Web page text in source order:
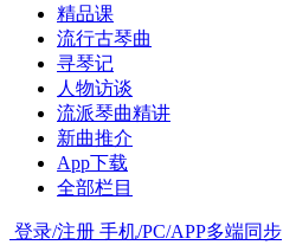
精品课
流行古琴曲
寻琴记
人物访谈
流派琴曲精讲
新曲推介
App下载
全部栏目
登录/注册 手机/PC/APP多端同步